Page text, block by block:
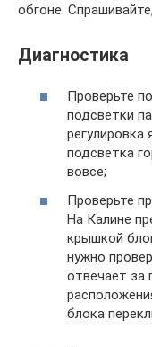
обгоне.
Диагностика
Проверьте
подсветки
регулировка
подсветка
вовсе;
Проверьте
На Калине
крышкой
нужно
отвечает за
блока